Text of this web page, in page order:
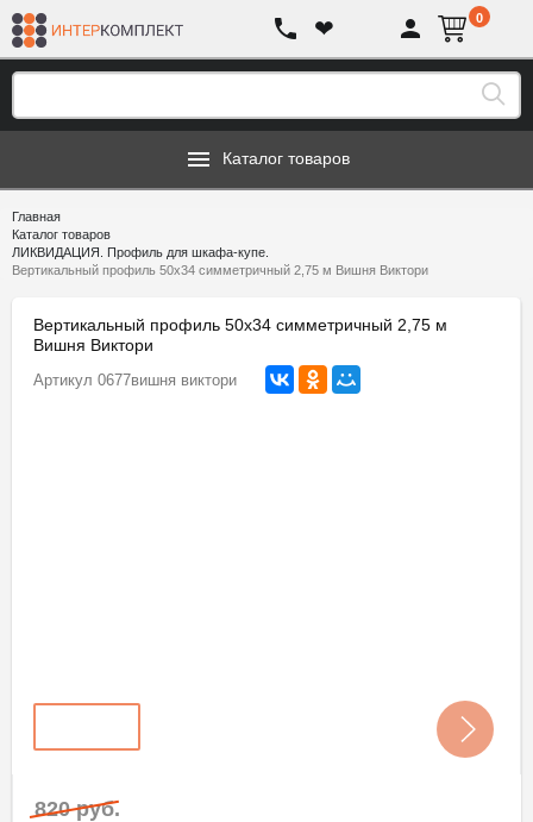
❤ 0
Каталог товаров
Главная
Каталог товаров
ЛИКВИДАЦИЯ. Профиль для шкафа-купе.
Вертикальный профиль 50х34 симметричный 2,75 м Вишня Виктори
Вертикальный профиль 50х34 симметричный 2,75 м
Вишня Виктори
Артикул 0677вишня виктори
820 руб.